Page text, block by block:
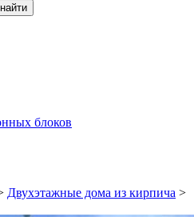
блоков
Двухэтажные дома из кирпича >